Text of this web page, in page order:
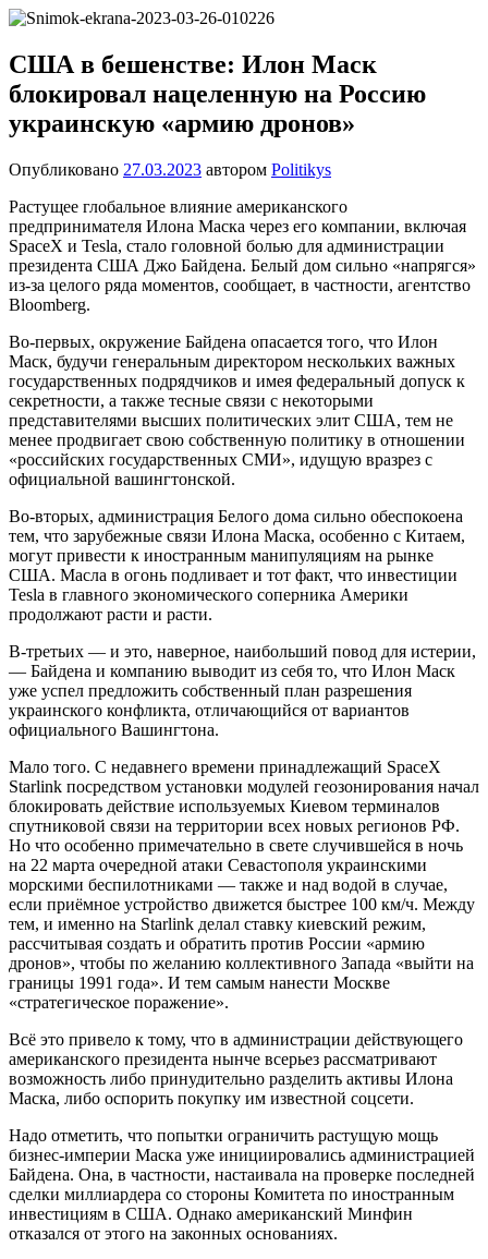
Перейти
содержимому
один
сайт
на
WordPress
США в бешенстве: Илон Маск
блокировал нацеленную на Россию
украинскую «армию дронов»
Опубликовано 27.03.2023 автором Politikys
Растущее глобальное влияние американского
предпринимателя Илона Маска через его компании, включая
SpaceX и Tesla, стало головной болью для администрации
президента США Джо Байдена. Белый дом сильно «напрягся»
из-за целого ряда моментов, сообщает, в частности, агентство
Bloomberg.
Во-первых, окружение Байдена опасается того, что Илон
Маск, будучи генеральным директором нескольких важных
государственных подрядчиков и имея федеральный допуск к
секретности, а также тесные связи с некоторыми
представителями высших политических элит США, тем не
менее продвигает свою собственную политику в отношении
«российских государственных СМИ», идущую вразрез с
официальной вашингтонской.
Во-вторых, администрация Белого дома сильно обеспокоена
тем, что зарубежные связи Илона Маска, особенно с Китаем,
могут привести к иностранным манипуляциям на рынке
США. Масла в огонь подливает и тот факт, что инвестиции
Tesla в главного экономического соперника Америки
продолжают расти и расти.
В-третьих — и это, наверное, наибольший повод для истерии,
— Байдена и компанию выводит из себя то, что Илон Маск
уже успел предложить собственный план разрешения
украинского конфликта, отличающийся от вариантов
официального Вашингтона.
Мало того. С недавнего времени принадлежащий SpaceX
Starlink посредством установки модулей геозонирования начал
блокировать действие используемых Киевом терминалов
спутниковой связи на территории всех новых регионов РФ.
Но что особенно примечательно в свете случившейся в ночь
на 22 марта очередной атаки Севастополя украинскими
морскими беспилотниками — также и над водой в случае,
если приёмное устройство движется быстрее 100 км/ч. Между
тем, и именно на Starlink делал ставку киевский режим,
рассчитывая создать и обратить против России «армию
дронов», чтобы по желанию коллективного Запада «выйти на
границы 1991 года». И тем самым нанести Москве
«стратегическое поражение».
Всё это привело к тому, что в администрации действующего
американского президента нынче всерьез рассматривают
возможность либо принудительно разделить активы Илона
Маска, либо оспорить покупку им известной соцсети.
Надо отметить, что попытки ограничить растущую мощь
бизнес-империи Маска уже инициировались администрацией
Байдена. Она, в частности, настаивала на проверке последней
сделки миллиардера со стороны Комитета по иностранным
инвестициям в США. Однако американский Минфин
отказался от этого на законных основаниях.